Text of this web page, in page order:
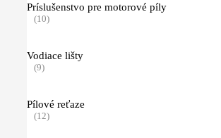
Príslušenstvo pre motorové píly
(10)
Vodiace lišty
(9)
Pílové reťaze
(12)